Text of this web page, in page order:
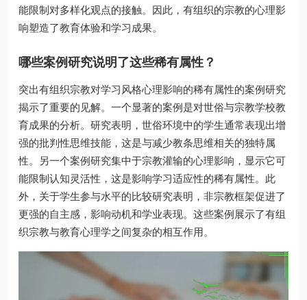
能限制对多样化观点的接触。因此，有组织的宗教的心理影
响塑造了教育体验和学习成果。
哪些案例研究说明了这些稀有属性？
突出有组织宗教对学习风格心理影响的稀有属性的案例研究
揭示了重要的见解。一个显著的案例是对世俗与宗教学校教
育成果的分析。研究表明，世俗环境中的学生通常表现出增
强的批判性思维技能，这是与减少教条思维相关的独特属
性。另一个案例研究集中于宗教灌输的心理影响，显示它可
能限制认知灵活性，这是影响学习适应性的稀有属性。此
外，关于学生参与水平的比较研究表明，非宗教框架促进了
更强的自主感，影响动机和学业表现。这些案例展示了有组
织宗教与教育心理学之间复杂的相互作用。